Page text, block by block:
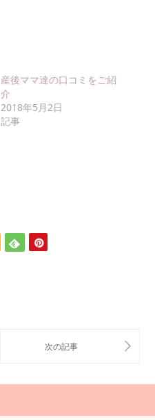
産後ママ達の口コミをご紹
介
2018年5月2日
記事